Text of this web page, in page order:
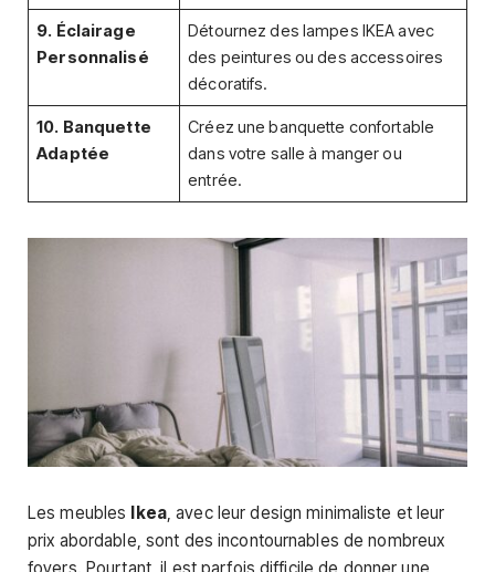
9. Éclairage
Personnalisé
Détournez des lampes IKEA avec
des peintures ou des accessoires
décoratifs.
10. Banquette
Adaptée
Créez une banquette confortable
dans votre salle à manger ou
entrée.
Les meubles Ikea, avec leur design minimaliste et leur
prix abordable, sont des incontournables de nombreux